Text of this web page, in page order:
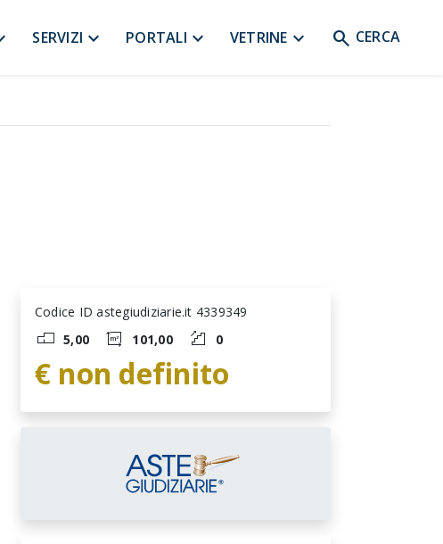
SERVIZI expand_more PORTALI expand_more VETRINE expand_more search CERCA
Codice ID astegiudiziarie.it 4339349
5,00
101,00 0
€ non definito